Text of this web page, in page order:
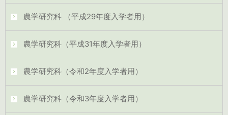
農学研究科 （平成29年度入学者用）
農学研究科（平成31年度入学者用）
農学研究科（令和2年度入学者用）
農学研究科（令和3年度入学者用）